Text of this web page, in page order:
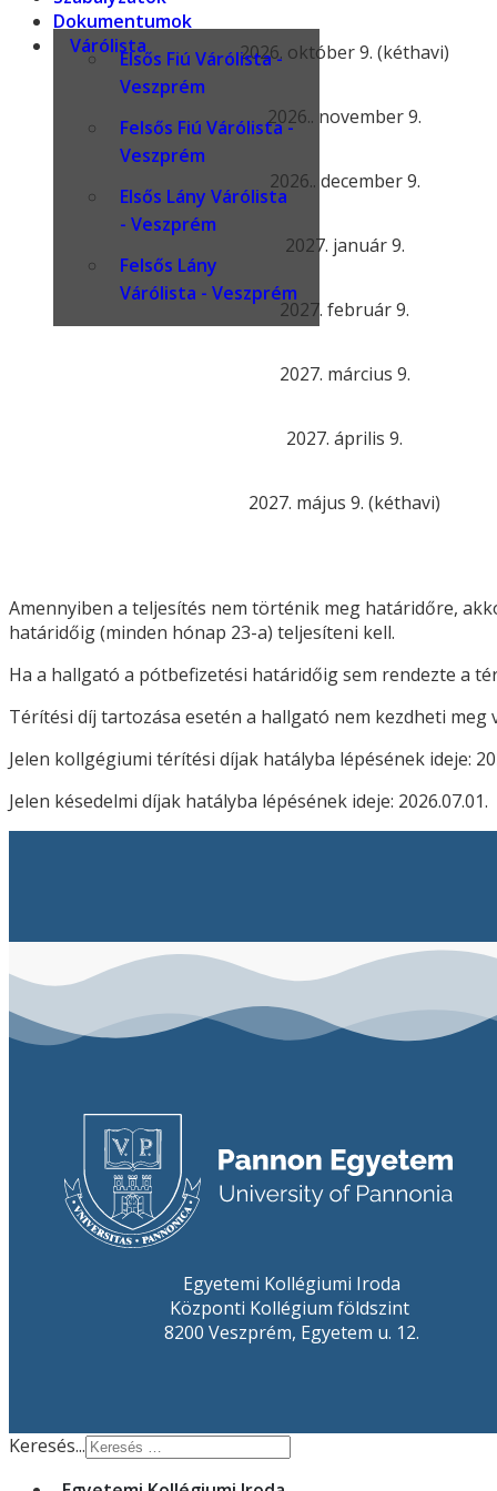
Dokumentumok
Várólista
Elsős Fiú Várólista -
Veszprém
Felsős Fiú Várólista -
Veszprém
Elsős Lány Várólista
- Veszprém
Felsős Lány
Várólista - Veszprém
2026. október 9. (kéthavi)
2026.. november 9.
2026.. december 9.
2027. január 9.
2027. február 9.
2027. március 9.
2027. április 9.
2027. május 9. (kéthavi)
Amennyiben a teljesítés nem történik meg határidőre,
határidőig (minden hónap 23-a) teljesíteni kell.
Ha a hallgató a pótbefizetési határidőig sem rendezte a
Térítési díj tartozása esetén a hallgató nem kezdheti
Jelen kollgégiumi térítési díjak hatályba lépésének ideje:
Jelen késedelmi díjak hatályba lépésének ideje: 2026.07.01.
Egyetemi Kollégiumi Iroda
Központi Kollégium földszint
8200 Veszprém, Egyetem u. 12.
Keresés...